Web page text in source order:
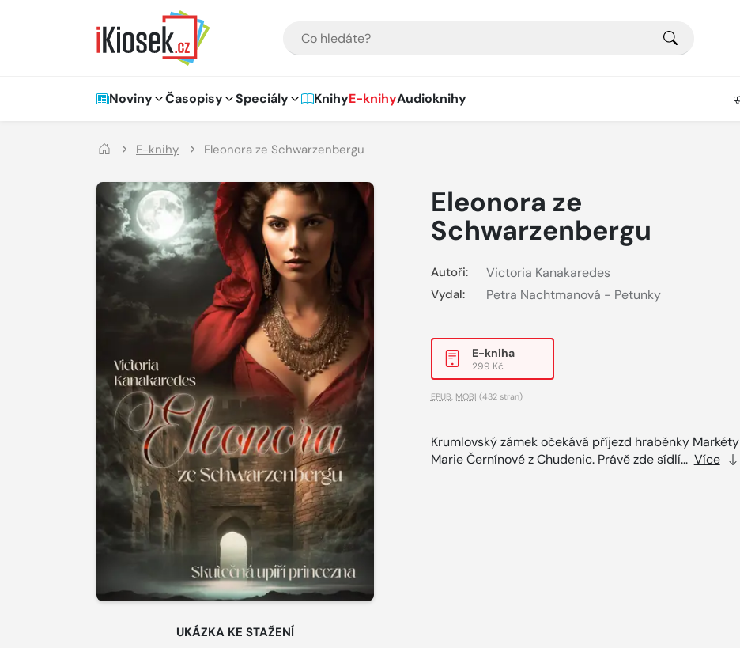
Hlavní navigace
Noviny Časopisy Speciály KnihyE-knihyAudioknihy
E-knihy Eleonora ze Schwarzenbergu
UKÁZKA KE STAŽENÍ
Eleonora ze
Schwarzenbergu
Autoři: Victoria Kanakaredes
Vydal: Petra Nachtmanová - Petunky
E-kniha
299 Kč
EPUB MOBI (432 stran)
Krumlovský zámek očekává příjezd hraběnky Markéty
Marie Černínové z Chudenic. Právě zde sídlí... Více